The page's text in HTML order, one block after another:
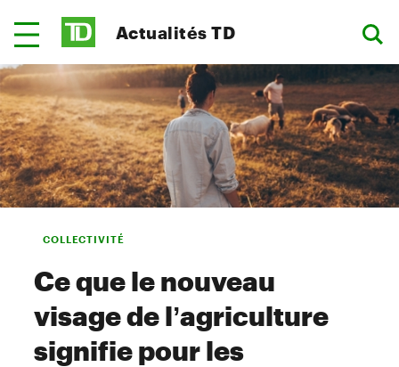
Actualités TD
COLLECTIVITÉ
Ce que le nouveau
visage de l’agriculture
signifie pour les